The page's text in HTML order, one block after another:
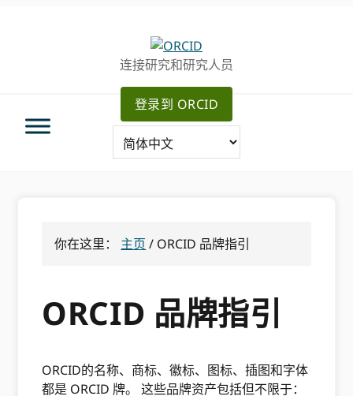
连接研究和研究人员
登录到 ORCID
你在这里： 主页 / ORCID 品牌指引
ORCID 品牌指引
ORCID的名称、商标、徽标、图标、插图和字体
都是 ORCID 牌。 这些品牌资产包括但不限于：